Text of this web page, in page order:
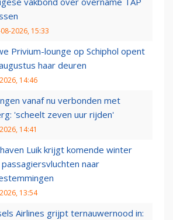
2026, 15:33
Privium-lounge op Schiphol opent
haar deuren
14:46
vanaf nu verbonden met
'scheelt zeven uur rijden'
14:41
Luik krijgt komende winter
naar
13:54
Airlines grijpt ternauwernood in: